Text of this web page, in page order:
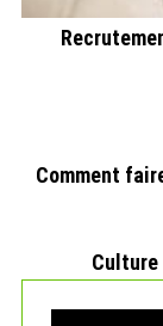
Comment